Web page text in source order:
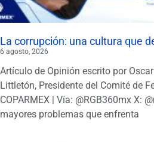
La corrupción: una cultura que
6 agosto, 2026
Artículo de Opinión escrito por
Littletón, Presidente del Comité de
COPARMEX | Vía: @RGB360mx X:
mayores problemas que enfrenta